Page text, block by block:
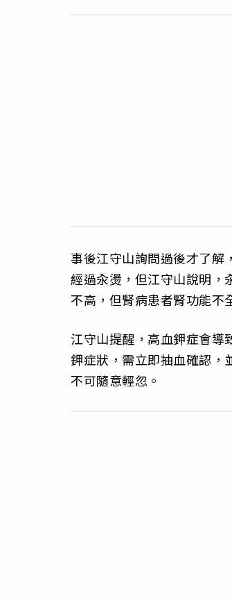
事後江守山詢問過後才了解
經過汆燙，但江守山說明，
不高，但腎病患者腎功能不
江守山提醒，高血鉀症會導
鉀症狀，需立即抽血確認，
不可隨意輕忽。